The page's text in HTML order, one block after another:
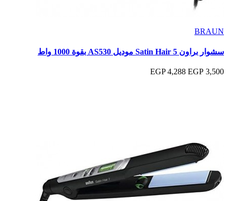
BRAUN
سشوار براون Satin Hair 5 موديل AS530 بقوة 1000 واط
3,500 EGP
4,288 EGP